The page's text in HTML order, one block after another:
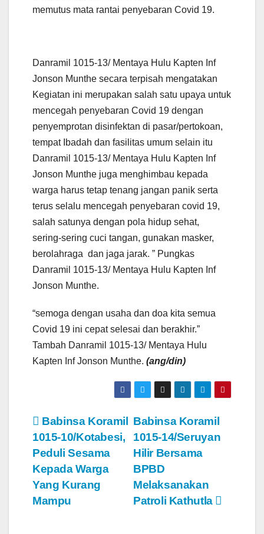
memutus mata rantai penyebaran Covid 19.
Danramil 1015-13/ Mentaya Hulu Kapten Inf
Jonson Munthe secara terpisah mengatakan
Kegiatan ini merupakan salah satu upaya untuk
mencegah penyebaran Covid 19 dengan
penyemprotan disinfektan di pasar/pertokoan,
tempat Ibadah dan fasilitas umum selain itu
Danramil 1015-13/ Mentaya Hulu Kapten Inf
Jonson Munthe juga menghimbau kepada
warga harus tetap tenang jangan panik serta
terus selalu mencegah penyebaran covid 19,
salah satunya dengan pola hidup sehat,
sering-sering cuci tangan, gunakan masker,
berolahraga dan jaga jarak. ” Pungkas
Danramil 1015-13/ Mentaya Hulu Kapten Inf
Jonson Munthe.
“semoga dengan usaha dan doa kita semua
Covid 19 ini cepat selesai dan berakhir.”
Tambah Danramil 1015-13/ Mentaya Hulu
Kapten Inf Jonson Munthe. (ang/din)
N
a
v
i
Babinsa Koramil
1015-14/Seruyan
Hilir Bersama
BPBD
Melaksanakan
Patroli Kathutla
Babinsa Koramil
1015-10/Kotabesi,
Peduli Sesama
Kepada Warga
Yang Kurang
Mampu